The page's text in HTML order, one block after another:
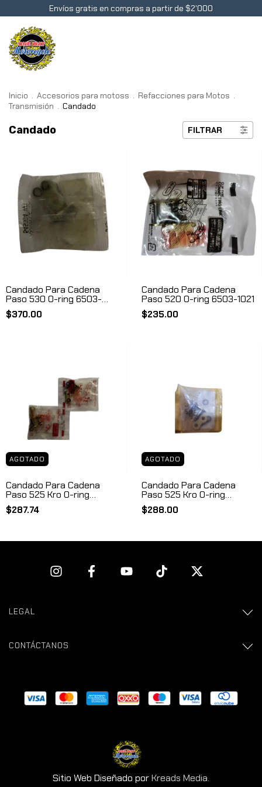
Envíos gratis en compras a partir de $2'000
Inicio . Accesorios para motoss . Refacciones para Motos .
Transmisión . Candado
Candado FILTRAR
Candado Para Cadena
Paso 530 O-ring 6503-
1025
$370.00
Candado Para Cadena
Paso 520 O-ring 6503-1021
$235.00
AGOTADO
Candado Para Cadena
Paso 525 Kro O-ring
Remache 6503-1023
$287.74
AGOTADO
Candado Para Cadena
Paso 525 Kro O-ring
Seguro 25320525
$288.00
LEGAL
CONTÁCTANOS
Sitio Web Diseñado porKreads Media.